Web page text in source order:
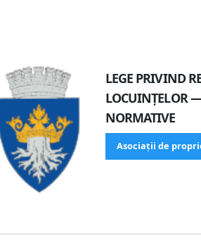
LEGE PRIVIND
LOCUINȚELOR —
NORMATIVE
Asociații de